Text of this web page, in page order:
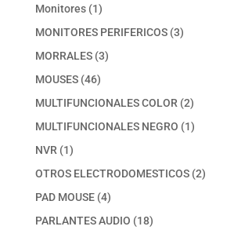
Monitores 11
producto
MONITORES PERIFERICOS 33
MORRALES 33
MOUSES 4646
productos
MULTIFUNCIONALES COLOR 22
productos
MULTIFUNCIONALES NEGRO 11
NVR 11
producto
OTROS ELECTRODOMESTICOS 22
PAD MOUSE 44
productos
PARLANTES AUDIO 1818